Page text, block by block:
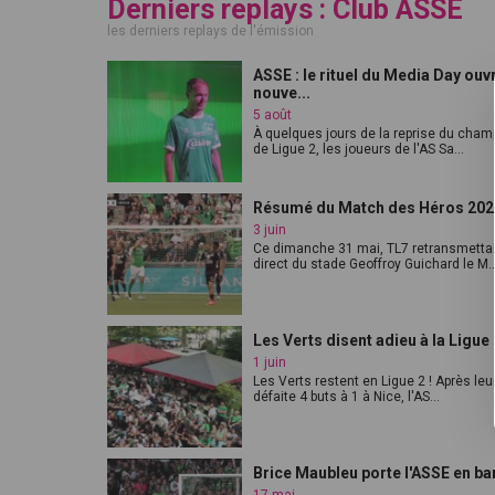
Derniers replays : Club ASSE
les derniers replays de l'émission
ASSE : le rituel du Media Day
nouve...
5 août
À quelques jours de la reprise du
de Ligue 2, les joueurs de l'AS Sa...
Résumé du Match des Héros 2026
3 juin
Ce dimanche 31 mai, TL7
direct du stade Geoffroy Guichard le M...
Les Verts disent adieu à la Ligue 1
1 juin
Les Verts restent en Ligue 2 ! Après leur
défaite 4 buts à 1 à Nice, l'AS...
Brice Maubleu porte l'ASSE en